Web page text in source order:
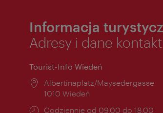
Informacja
Adresy i dane
Tourist-Info Wiedeń
Miejsce:
Albertinaplatz/Maysedergasse
1010 Wiedeń
Godziny
Codziennie od 09.00 do 18.00